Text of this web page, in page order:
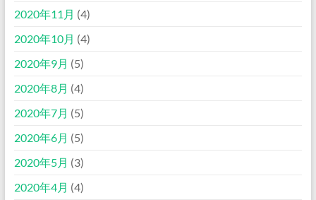
2020年11月 (4)
2020年10月 (4)
2020年9月 (5)
2020年8月 (4)
2020年7月 (5)
2020年6月 (5)
2020年5月 (3)
2020年4月 (4)